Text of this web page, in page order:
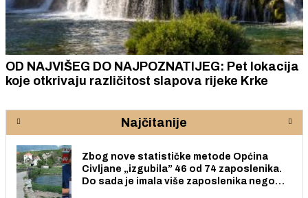
OD NAJVIŠEG DO NAJPOZNATIJEG: Pet lokacija
koje otkrivaju različitost slapova rijeke Krke
Najčitanije
Zbog nove statističke metode Općina
Civljane „izgubila” 46 od 74 zaposlenika.
Do sada je imala više zaposlenika nego